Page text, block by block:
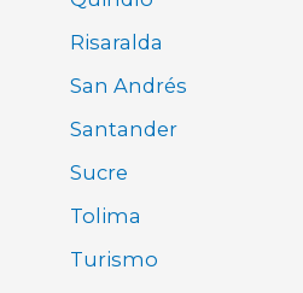
Risaralda
San Andrés
Santander
Sucre
Tolima
Turismo